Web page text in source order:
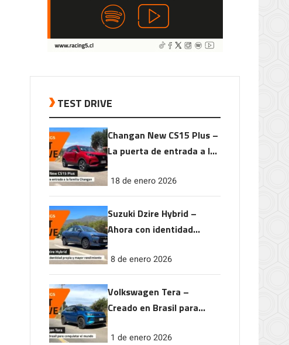
TEST DRIVE
Changan New CS15 Plus –
La puerta de entrada a la
18 de enero 2026
Suzuki Dzire Hybrid –
Ahora con identidad
rendimiento
8 de enero 2026
Volkswagen Tera –
Creado en Brasil para
1 de enero 2026